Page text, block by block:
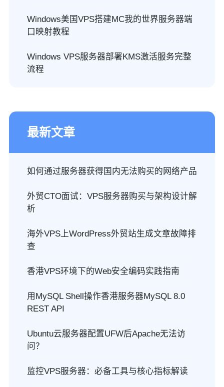
Windows美国VPS搭建MC我的世界服务器端
口映射教程
Windows VPS服务器部署KMS激活服务完整
流程
最新文章
如何通过服务器获得国内无法购买的网络产品
外贸CTO面试：VPS服务器购买与架构设计解
析
海外VPS上WordPress外贸站生成文章故障排
查
香港VPS环境下的Web安全编码实践指南
用MySQL Shell操作香港服务器MySQL 8.0
REST API
Ubuntu云服务器配置UFW后Apache无法访
问？
监控VPS服务器：必备工具与核心指标解读